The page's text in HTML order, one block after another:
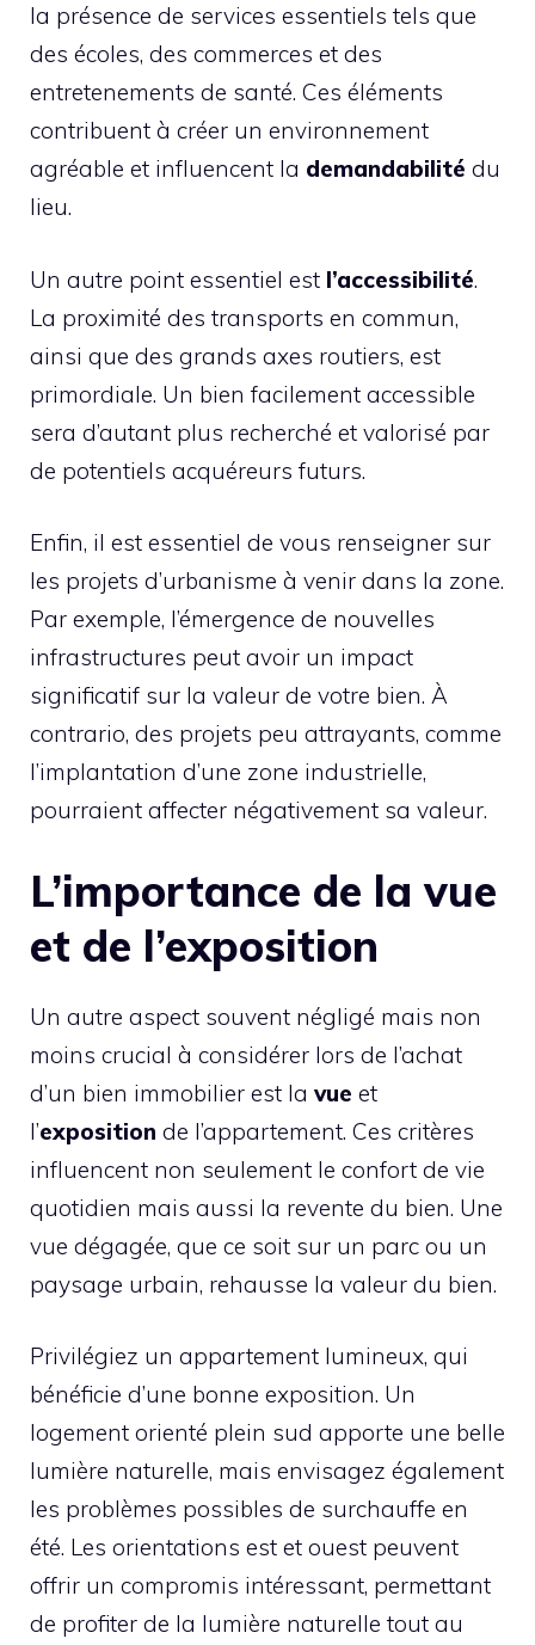
la présence de services essentiels tels que
des écoles, des commerces et des
entretenements de santé. Ces éléments
contribuent à créer un environnement
agréable et influencent la demandabilité du
lieu.
Un autre point essentiel est l’accessibilité.
La proximité des transports en commun,
ainsi que des grands axes routiers, est
primordiale. Un bien facilement accessible
sera d’autant plus recherché et valorisé par
de potentiels acquéreurs futurs.
Enfin, il est essentiel de vous renseigner sur
les projets d’urbanisme à venir dans la zone.
Par exemple, l’émergence de nouvelles
infrastructures peut avoir un impact
significatif sur la valeur de votre bien. À
contrario, des projets peu attrayants, comme
l’implantation d’une zone industrielle,
pourraient affecter négativement sa valeur.
L’importance de la vue
et de l’exposition
Un autre aspect souvent négligé mais non
moins crucial à considérer lors de l’achat
d’un bien immobilier est la vue et
l’exposition de l’appartement. Ces critères
influencent non seulement le confort de vie
quotidien mais aussi la revente du bien. Une
vue dégagée, que ce soit sur un parc ou un
paysage urbain, rehausse la valeur du bien.
Privilégiez un appartement lumineux, qui
bénéficie d’une bonne exposition. Un
logement orienté plein sud apporte une belle
lumière naturelle, mais envisagez également
les problèmes possibles de surchauffe en
été. Les orientations est et ouest peuvent
offrir un compromis intéressant, permettant
de profiter de la lumière naturelle tout au